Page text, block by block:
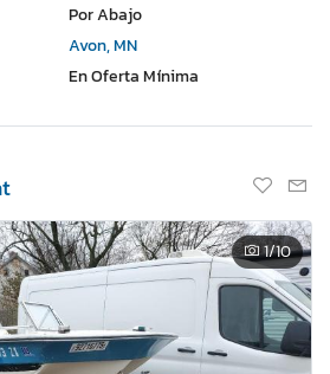
Por Abajo
Avon, MN
En Oferta Mínima
1/10